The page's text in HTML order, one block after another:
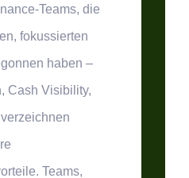
Teams, die
fokussierten
haben –
Cash Visibility,
Teams,